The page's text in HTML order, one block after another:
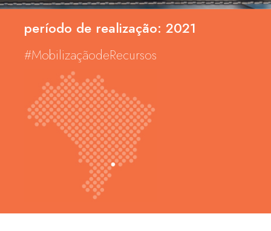
período de realização: 2021
#MobilizaçãodeRecursos